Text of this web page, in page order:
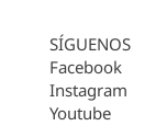
SÍGUENOS
Facebook
Instagram
Youtube